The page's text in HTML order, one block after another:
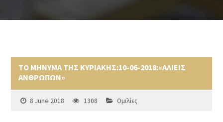
ΤΟ ΜΗΝΥΜΑ ΤΗΣ ΚΥΡΙΑΚΗΣ:10-06-2018:«ΑΛΙΕΙΣ
ΑΝΘΡΩΠΩΝ»
8 June 2018 1308 Ομιλίες